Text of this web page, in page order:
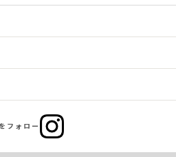
フォロー